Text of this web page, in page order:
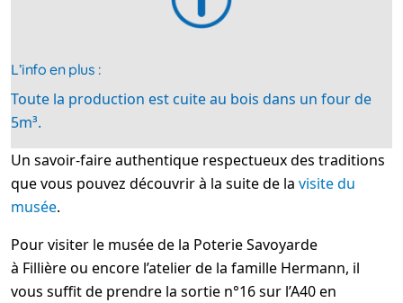
L’info en plus :
Toute la production est cuite au bois dans un four de
5m³.
Un savoir-faire authentique respectueux des traditions
que vous pouvez découvrir à la suite de la visite du
musée.
Pour visiter le musée de la Poterie Savoyarde
à Fillière ou encore l’atelier de la famille Hermann, il
vous suffit de prendre la sortie n°16 sur l’A40 en